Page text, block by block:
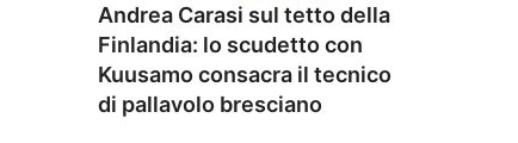
Andrea Carasi sul tetto della
Finlandia: lo scudetto con
Kuusamo consacra il tecnico
di pallavolo bresciano